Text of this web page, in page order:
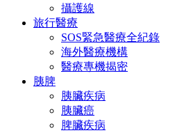
攝護線
旅行醫療
SOS緊急醫療全紀錄
海外醫療機構
醫療專機揭密
胰脾
胰臟疾病
胰臟癌
脾臟疾病